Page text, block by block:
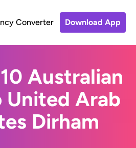
Converter Download App
Australian
United Arab
Dirham